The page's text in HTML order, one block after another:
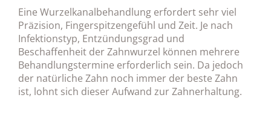
Eine Wurzelkanalbehandlung erfordert sehr viel
Präzision, Fingerspitzengefühl und Zeit. Je nach
Infektionstyp, Entzündungsgrad und
Beschaffenheit der Zahnwurzel können mehrere
Behandlungstermine erforderlich sein. Da jedoch
der natürliche Zahn noch immer der beste Zahn
ist, lohnt sich dieser Aufwand zur Zahnerhaltung.